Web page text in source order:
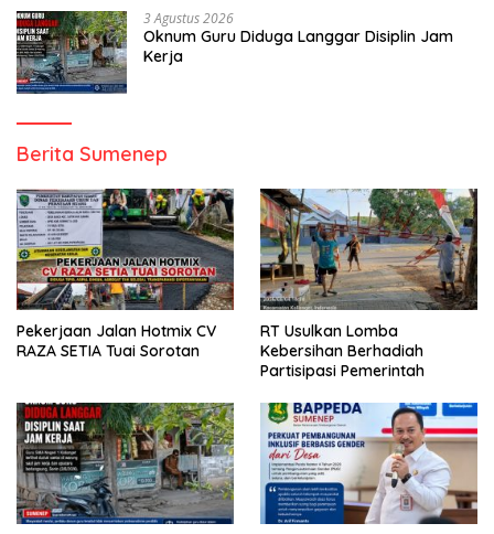
3 Agustus 2026
Oknum Guru Diduga Langgar Disiplin Jam
Kerja
Berita Sumenep
Pekerjaan Jalan Hotmix CV
RAZA SETIA Tuai Sorotan
RT Usulkan Lomba
Kebersihan Berhadiah
Partisipasi Pemerintah